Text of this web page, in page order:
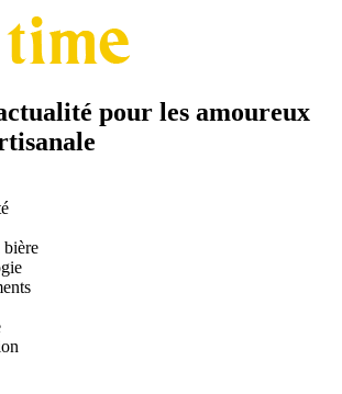
pour les amoureux
bière